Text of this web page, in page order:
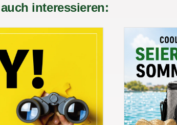
interessieren: